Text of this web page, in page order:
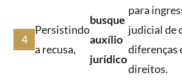
Persistindo
a recusa,
busque
auxílio
jurídico
para
judicial de
diferenças
direitos.